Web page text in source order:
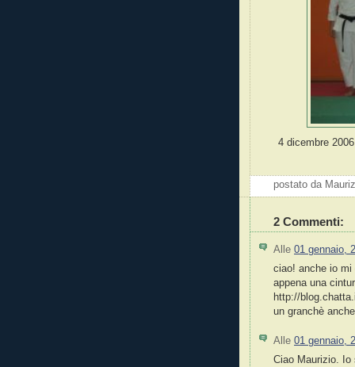
4 dicembre
postato da
2 Commenti:
Alle 01 gennaio,
ciao! anche io
appena una
http://
un granchè
Alle 01 gennaio,
Ciao Maurizio. Io